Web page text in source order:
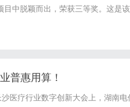
目中脱颖而出，荣获三等奖。这是该
重磅荣誉，也标志着我国奶牛种源
奖”评选中，该项目获得...
普惠用算！
医疗行业数字创新大会上，湖南电